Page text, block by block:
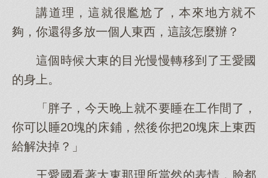
講道理，這就很尷尬了，本來地方就不
夠，你還得多放一個人東西，這該怎麼辦？
這個時候大東的目光慢慢轉移到了王愛國
的身上。
「胖子，今天晚上就不要睡在工作間了，
你可以睡20塊的床鋪，然後你把20塊床上東西
給解決掉？」
王愛國看著大東那理所當然的表情，臉都